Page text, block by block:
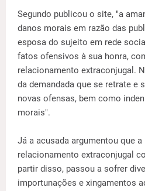
Segundo publicou o site, "a
danos morais em razão das
esposa do sujeito em rede
fatos ofensivos à sua honra,
relacionamento extraconjugal.
da demandada que se retrate e
novas ofensas, bem como
morais".
Já a acusada argumentou que
relacionamento extraconjugal
partir disso, passou a sofrer
importunações e xingamentos